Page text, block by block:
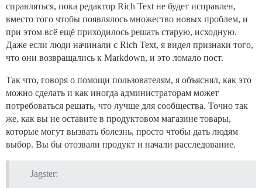
справляться, пока редактор Rich Text не будет исправлен,
вместо того чтобы появлялось множество новых проблем, и
при этом всё ещё приходилось решать старую, исходную.
Даже если люди начинали с Rich Text, я видел признаки того,
что они возвращались к Markdown, и это ломало пост.
Так что, говоря о помощи пользователям, я объяснял, как это
можно сделать и как иногда администраторам может
потребоваться решать, что лучше для сообщества. Точно так
же, как вы не оставите в продуктовом магазине товары,
которые могут вызвать болезнь, просто чтобы дать людям
выбор. Вы бы отозвали продукт и начали расследование.
Jagster: